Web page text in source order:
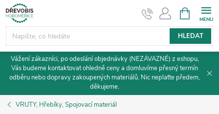
Přejít
na
obsah
HLEDAT
NÁKUPNÍ
KOŠÍK
Vážení zákazníci, po odeslání objednávky (NEZÁVAZNÉ) z eshopu,
Vás budeme kontaktovat ohledně ceny a domluvíme přesný termín
odběru nebo dopravy zakoupených materiálů. Nic neplaťte předem,
děkujeme.
VRUTY, Hřebíky, Spojovací materiál